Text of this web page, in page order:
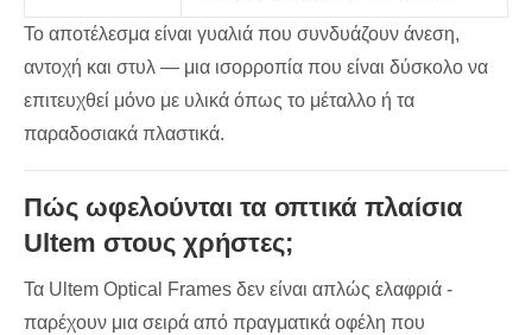
Το αποτέλεσμα είναι γυαλιά που συνδυάζουν άνεση,
αντοχή και στυλ — μια ισορροπία που είναι δύσκολο να
επιτευχθεί μόνο με υλικά όπως το μέταλλο ή τα
παραδοσιακά πλαστικά.
Πώς ωφελούνται τα οπτικά πλαίσια
Ultem στους χρήστες;
Τα Ultem Optical Frames δεν είναι απλώς ελαφριά -
παρέχουν μια σειρά από πραγματικά οφέλη που